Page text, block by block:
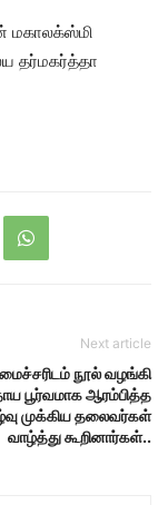
மகாலக்ஸ்மி
தர்மகர்த்தா
Next article
நூல் வழங்கி
பூர்வமாக ஆரம்பித்த
முக்கிய தலைவர்கள்
வாழ்த்து கூறினார்கள்..